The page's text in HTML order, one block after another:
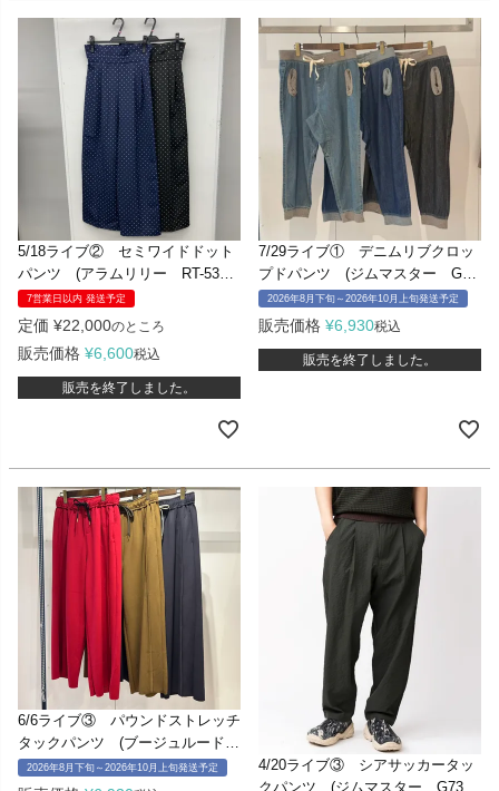
5/18ライブ② セミワイドドット
パンツ (アラムリリー RT-5339
5）7営業日以内 発送予定
定価 ¥22,000のところ
販売価格 ¥6,600税込
販売を終了しました。
7/29ライブ① デニムリブクロッ
プドパンツ (ジムマスター G12
1341)
2026年8月下旬～2026年10月上旬発送予定
販売価格 ¥6,930税込
販売を終了しました。
6/6ライブ③ パウンドストレッチ
タックパンツ (ブージュルード
5537081)
2026年8月下旬～2026年10月上旬発送予定
4/20ライブ③ シアサッカータッ
クパンツ (ジムマスター G7337